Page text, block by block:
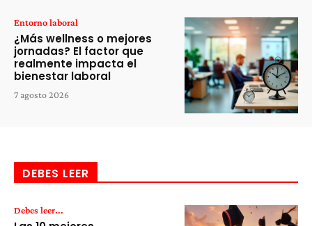
Entorno laboral
¿Más wellness o mejores
jornadas? El factor que
realmente impacta el
bienestar laboral
7 agosto 2026
DEBES LEER
Debes leer...